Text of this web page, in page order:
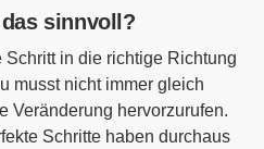
sinnvoll?
in die richtige Richtung
musst nicht immer gleich
Veränderung hervorzurufen.
Schritte haben durchaus